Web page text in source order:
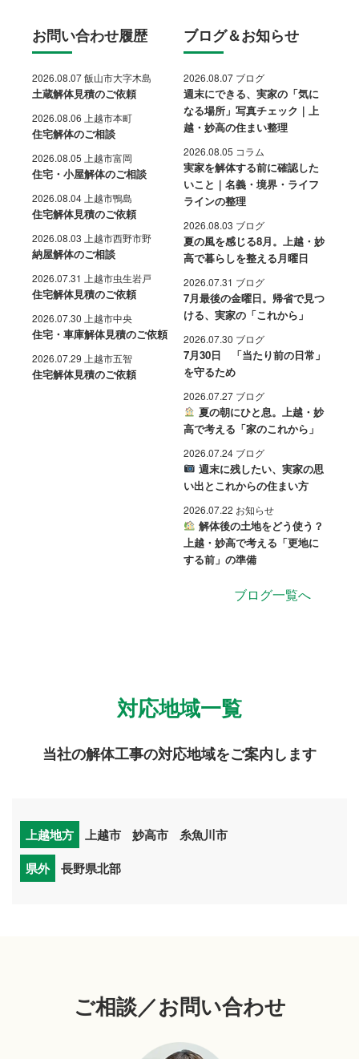
お問い合わせ履歴
2026.08.07 飯山市大字木島
土蔵解体見積のご依頼
2026.08.06 上越市本町
住宅解体のご相談
2026.08.05 上越市富岡
住宅・小屋解体のご相談
2026.08.04 上越市鴨島
住宅解体見積のご依頼
2026.08.03 上越市西野市野
納屋解体のご相談
2026.07.31 上越市虫生岩戸
住宅解体見積のご依頼
2026.07.30 上越市中央
住宅・車庫解体見積のご依頼
2026.07.29 上越市五智
住宅解体見積のご依頼
ブログ＆お知らせ
2026.08.07 ブログ
週末にできる、実家の「気に
なる場所」写真チェック｜上
越・妙高の住まい整理
2026.08.05 コラム
実家を解体する前に確認した
いこと｜名義・境界・ライフ
ラインの整理
2026.08.03 ブログ
夏の風を感じる8月。上越・妙
高で暮らしを整える月曜日
2026.07.31 ブログ
7月最後の金曜日。帰省で見つ
ける、実家の「これから」
2026.07.30 ブログ
7月30日 「当たり前の日常」
を守るため
2026.07.27 ブログ
夏の朝にひと息。上越・妙
高で考える「家のこれから」
2026.07.24 ブログ
週末に残したい、実家の思
い出とこれからの住まい方
2026.07.22 お知らせ
解体後の土地をどう使う？
上越・妙高で考える「更地に
する前」の準備
ブログ一覧へ
対応地域一覧
当社の解体工事の対応地域をご案内します
上越地方 上越市 妙高市
糸魚川市
県外
長野県北部
ご相談／お問い合わせ